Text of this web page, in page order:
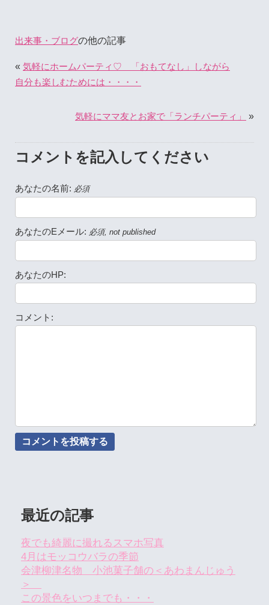
出来事・ブログの他の記事
« 気軽にホームパーティ♡ 「おもてなし」しながら
自分も楽しむためには・・・・
気軽にママ友とお家で「ランチパーティ」 »
コメントを記入してください
あなたの名前: 必須
あなたのEメール: 必須, not published
あなたのHP:
コメント:
最近の記事
夜でも綺麗に撮れるスマホ写真
4月はモッコウバラの季節
会津柳津名物 小池菓子舗の＜あわまんじゅう
＞
この景色をいつまでも・・・